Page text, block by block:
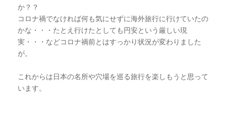
か？？
コロナ禍でなければ何も気にせずに海外旅行に行けていたの
かな・・・たとえ行けたとしても円安という厳しい現
実・・・などコロナ禍前とはすっかり状況が変わりました
が。
これからは日本の名所や穴場を巡る旅行を楽しもうと思って
います。